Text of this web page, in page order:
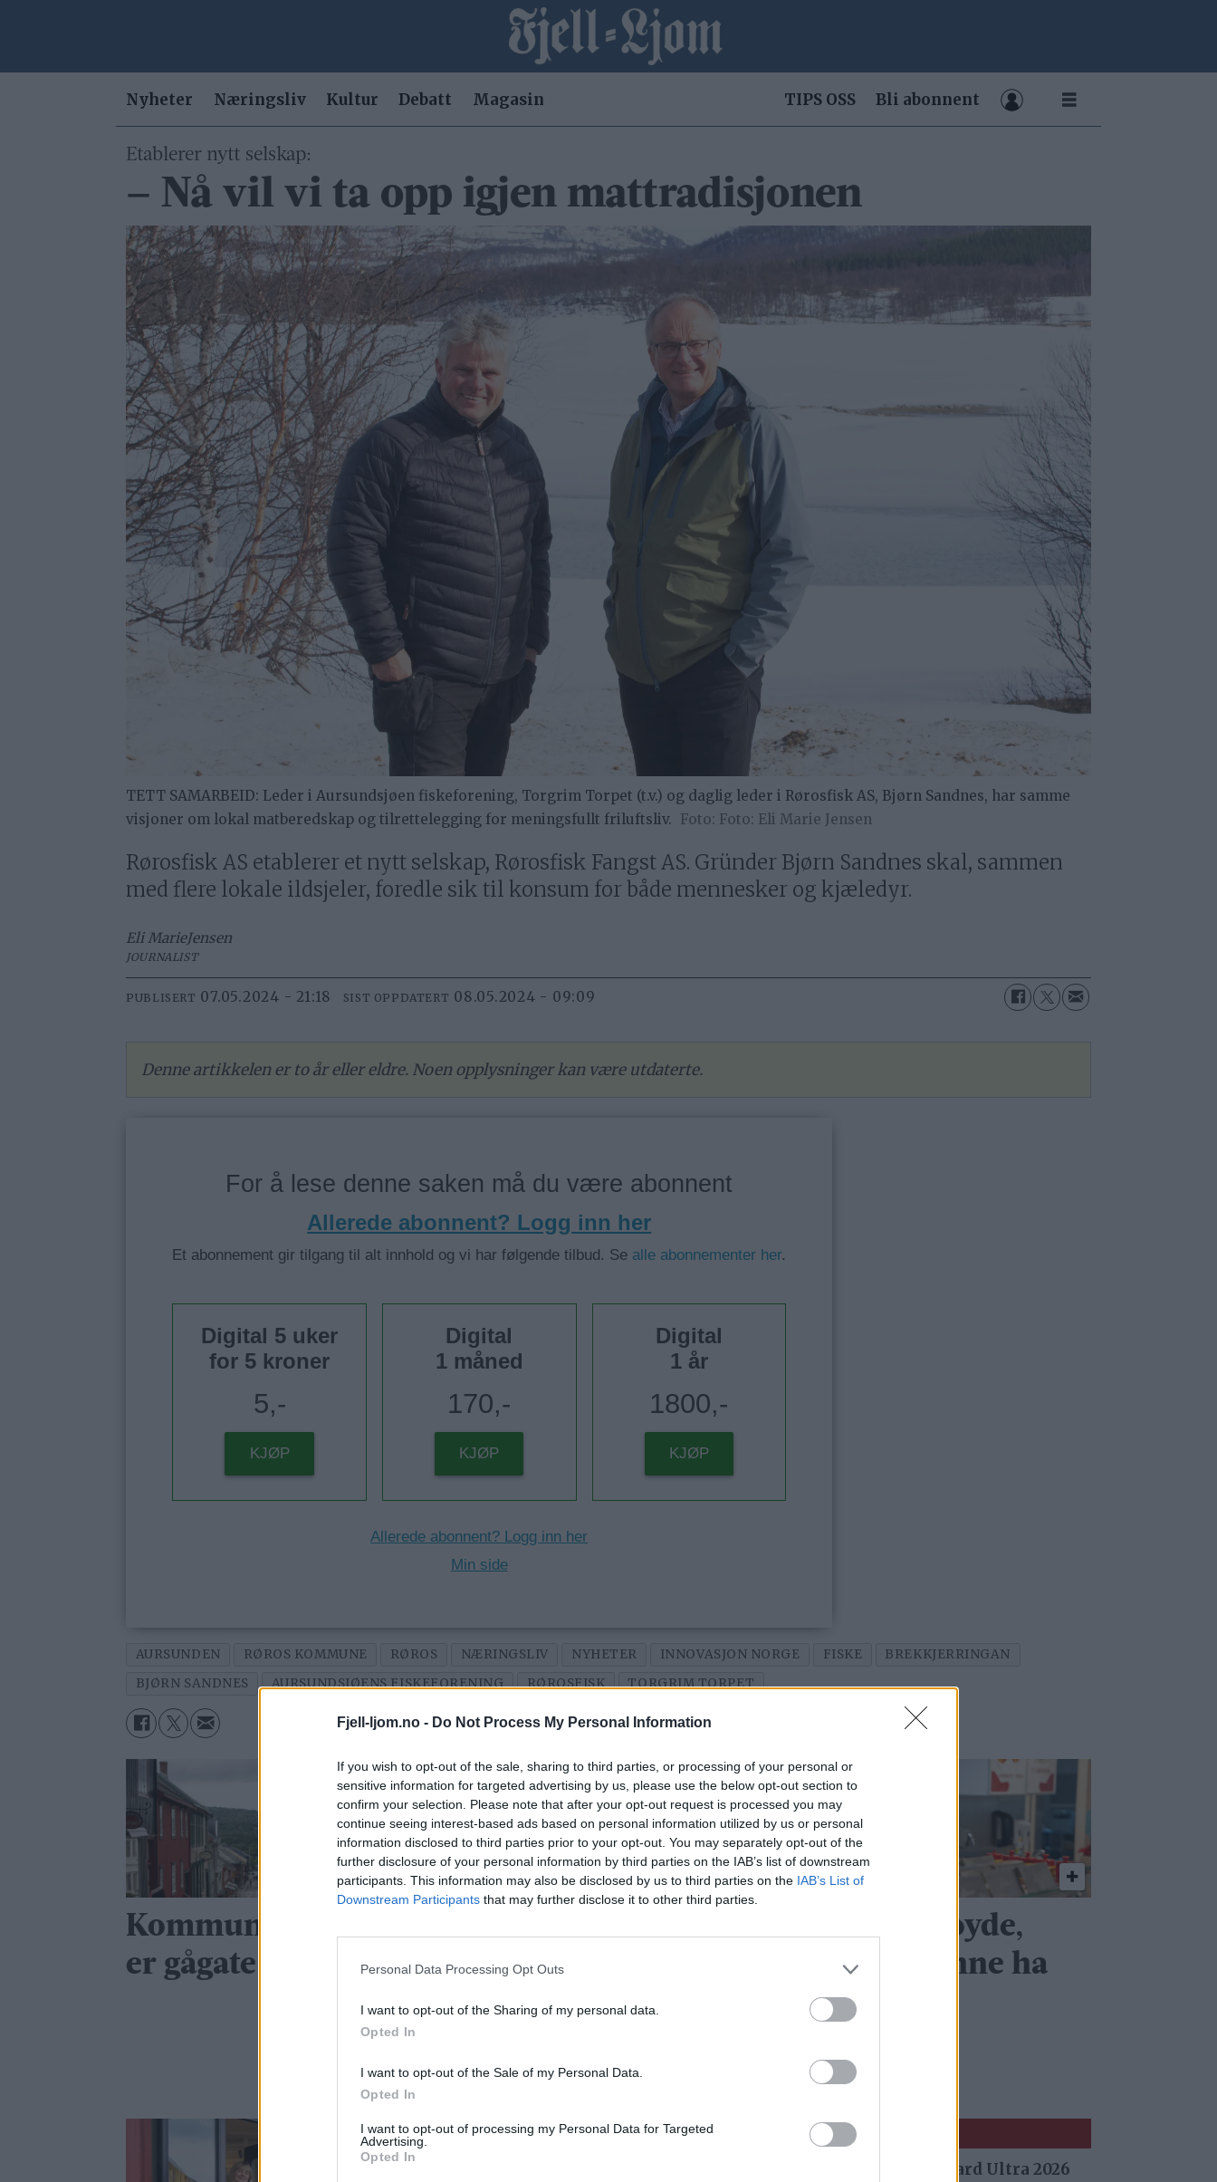
Fjell-ljom.no - Do Not Process My Personal Information
If you wish to opt-out of the sale, sharing to third parties, or processing of your personal or
sensitive information for targeted advertising by us, please use the below opt-out section to
confirm your selection. Please note that after your opt-out request is processed you may
continue seeing interest-based ads based on personal information utilized by us or personal
information disclosed to third parties prior to your opt-out. You may separately opt-out of the
further disclosure of your personal information by third parties on the IAB’s list of downstream
participants. This information may also be disclosed by us to third parties on the IAB’s List of
Downstream Participants that may further disclose it to other third parties.
Personal Data Processing Opt Outs
I want to opt-out of the Sharing of my personal data.
Opted In
I want to opt-out of the Sale of my Personal Data.
Opted In
I want to opt-out of processing my Personal Data for Targeted
Advertising.
Opted In
Nyheter Næringsliv Kultur Debatt Magasin TIPS OSS Bli abonnent
Etablerer nytt selskap:
– Nå vil vi ta opp igjen mattradisjonen
TETT SAMARBEID: Leder i Aursundsjøen fiskeforening, Torgrim Torpet (t.v.) og daglig leder i Rørosfisk AS, Bjørn Sandnes, har samme
visjoner om lokal matberedskap og tilrettelegging for meningsfullt friluftsliv.
Foto: Eli Marie Jensen
Rørosfisk AS etablerer et nytt selskap, Rørosfisk Fangst AS. Gründer Bjørn Sandnes skal, sammen
med flere lokale ildsjeler, foredle sik til konsum for både mennesker og kjæledyr.
Eli MarieJensen
JOURNALIST
PUBLISERT 07.05.2024 - 21:18 SIST OPPDATERT 08.05.2024 - 09:09
Denne artikkelen er to år eller eldre. Noen opplysninger kan være utdaterte.
For å lese denne saken må du være abonnent
Allerede abonnent? Logg inn her
Et abonnement gir tilgang til alt innhold og vi har følgende tilbud. Se alle abonnementer her.
Digital 5 uker
for 5 kroner
5,-
KJØP
Digital
1 måned
170,-
KJØP
Digital
1 år
1800,-
KJØP
Allerede abonnent? Logg inn her
Min side
AURSUNDEN RØROS KOMMUNE RØROS NÆRINGSLIV NYHETER INNOVASJON NORGE FISKE
BREKKJERRINGAN
BJØRN SANDNES
AURSUNDSJØENS FISKEFORENING RØROSFISK TORGRIM TORPET
Kommunen: Gågate
er gågate
Stensaas
Reinsdyrslakteri er
vinner av
2026
– Vi er fornøyde,
men det kunne ha
gått bedre
Mest lest siste uke:
Se opptak fra Stuggu Backyard Ultra 2026